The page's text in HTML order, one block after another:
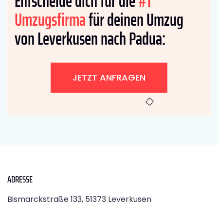
Umzugsfirmafür deinen Umzug
von Leverkusen nach Padua:
JETZT ANFRAGEN
ADRESSE
Bismarckstraße 133, 51373 Leverkusen